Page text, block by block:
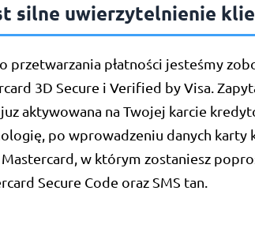
silne uwierzytelnienie
przetwarzania płatności jesteśmy
3D Secure i Verified by Visa.
aktywowana na Twojej karcie
po wprowadzeniu danych
w którym zostaniesz
Secure Code oraz SMS tan.